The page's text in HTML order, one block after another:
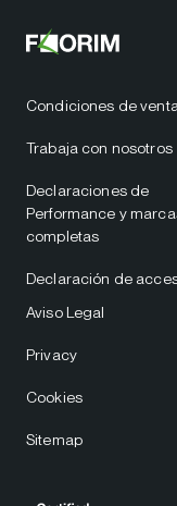
Condiciones de venta
Trabaja con nosotros
Declaraciones de
Performance y
completas
Declaración de
Aviso Legal
Privacy
Cookies
Sitemap